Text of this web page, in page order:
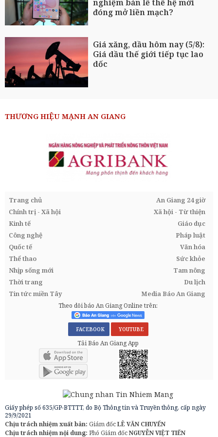
nghiệm bản lề thế hệ mới
đóng mở liền mạch?
Giá xăng, dầu hôm nay (5/8):
Giá dầu thế giới tiếp tục lao
dốc
THƯƠNG HIỆU MẠNH AN GIANG
Trang chủ
An Giang 24 giờ
Chính trị - Xã hội
Xã hội - Từ thiện
Kinh tế
Giáo dục
Công nghệ
Pháp luật
Quốc tế
Văn hóa
Thể thao
Sức khỏe
Nhịp sống mới
Tam nông
Thời trang
Du lịch
Tin tức miền Tây
Media Báo An Giang
Theo dõi báo An Giang Online trên:
FACEBOOK YOUTUBE
Tải Báo An Giang App
Giấy phép số 635/GP-BTTTT, do Bộ Thông tin và Truyền thông, cấp ngày
29/9/2021
Chịu trách nhiệm xuất bản: Giám đốcLÊ VĂN CHUYỂN
Chịu trách nhiệm nội dung: Phó Giám đốcNGUYỄN VIỆT TIẾN